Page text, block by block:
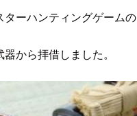
ンティングゲームの
拝借しました。